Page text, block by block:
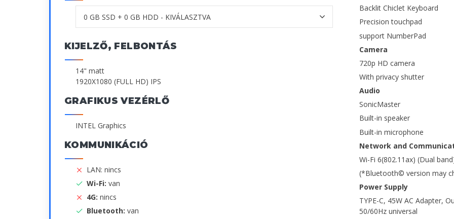
KIJELZŐ, FELBONTÁS
14" matt
1920X1080 (FULL HD) IPS
GRAFIKUS VEZÉRLŐ
INTEL Graphics
KOMMUNIKÁCIÓ
LAN: nincs
Wi-Fi: van
4G: nincs
Bluetooth: van
Backlit Chiclet Keyboard
Precision touchpad
support NumberPad
Camera
720p HD camera
With privacy shutter
Audio
SonicMaster
Built-in speaker
Built-in microphone
Network and
Wi-Fi 6(802.11ax) (Dual
(*Bluetooth© version may
Power Supply
TYPE-C, 45W AC Adapter,
50/60Hz universal